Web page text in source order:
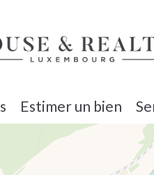
Estimer un bien